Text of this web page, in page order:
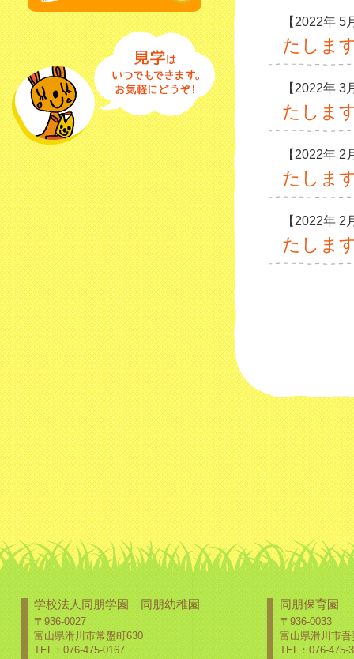
【2022年 5
たしま
【2022年 3
たしま
【2022年 2
たしま
【2022年 2
たしま
学校法人同朋学園 同朋幼稚園
〒936-0027
富山県滑川市常盤町630
TEL：076-475-0167
同朋保育園
〒936-0033
富山県滑川市吾
TEL：076-475-